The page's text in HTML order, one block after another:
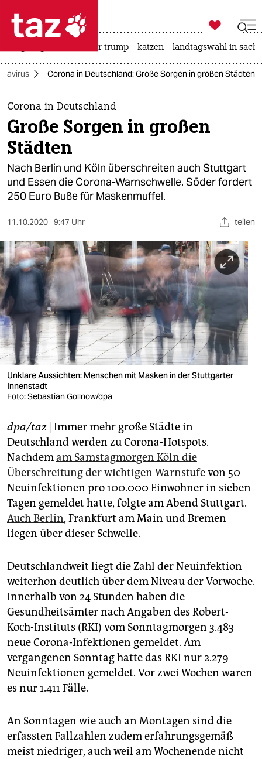
 taz zahl ich
taz zahl ich
themen
politik
öko
gesellschaft
sport
berlin
nord
wahrheit
verlag
verlag
veranstaltungen
fragen & hilfe
unterstützen
abo
genossenschaft
epaper login

taz zahl ich
usa unter trump katzen landtagswahl in
Corona in Deutschland: Große Sorgen in großen Städten
Corona in Deutschland
Große Sorgen in großen
Städten
Nach Berlin und Köln überschreiten auch Stuttgart
und Essen die Corona-Warnschwelle. Söder fordert
250 Euro Buße für Maskenmuffel.
11.10.2020 9:47 Uhr teilen
Unklare Aussichten: Menschen mit Masken in der Stuttgarter
Innenstadt
Foto: Sebastian Gollnow/dpa
dpa/taz| Immer mehr große Städte in
Deutschland werden zu Corona-Hotspots.
Nachdemam Samstagmorgen Köln die
Überschreitung der wichtigen Warnstufevon 50
Neuinfektionen pro 100.000 Einwohner in sieben
Tagen gemeldet hatte, folgte am Abend Stuttgart.
Auch Berlin, Frankfurt am Main und Bremen
liegen über dieser Schwelle.
Deutschlandweit liegt die Zahl der Neuinfektion
weiterhon deutlich über dem Niveau der Vorwoche.
Innerhalb von 24 Stunden haben die
Gesundheitsämter nach Angaben des Robert-
Koch-Instituts (RKI) vom Sonntagmorgen 3.483
neue Corona-Infektionen gemeldet. Am
vergangenen Sonntag hatte das RKI nur 2.279
Neuinfektionen gemeldet. Vor zwei Wochen waren
es nur 1.411 Fälle.
An Sonntagen wie auch an Montagen sind die
erfassten Fallzahlen zudem erfahrungsgemäß
meist niedriger, auch weil am Wochenende nicht